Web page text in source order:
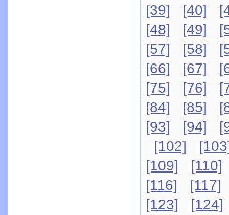
[39]
[40]
[48]
[49]
[57]
[58]
[66]
[67]
[75]
[76]
[84]
[85]
[93]
[94]
[102]
[109]
[110]
[116]
[117]
[123]
[124]